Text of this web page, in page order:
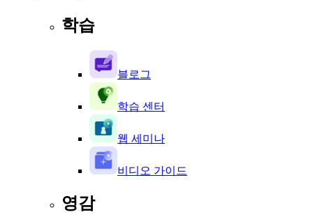
학습
블로그
학습 센터
웹 세미나
비디오 가이드
영감